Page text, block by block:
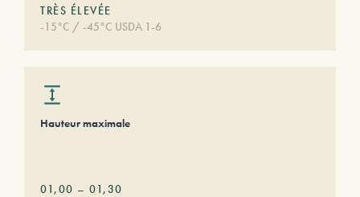
TRÈS ÉLEVÉE
-15°C / -45°C USDA 1-6
Hauteur maximale
01,00 – 01,30